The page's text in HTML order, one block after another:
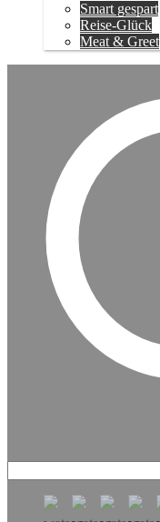
Smart gespart
Reise-Glück
Meat & Greet